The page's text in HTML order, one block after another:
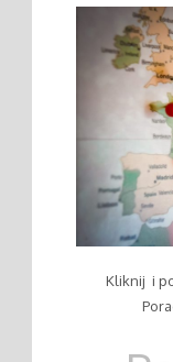
Kliknij i